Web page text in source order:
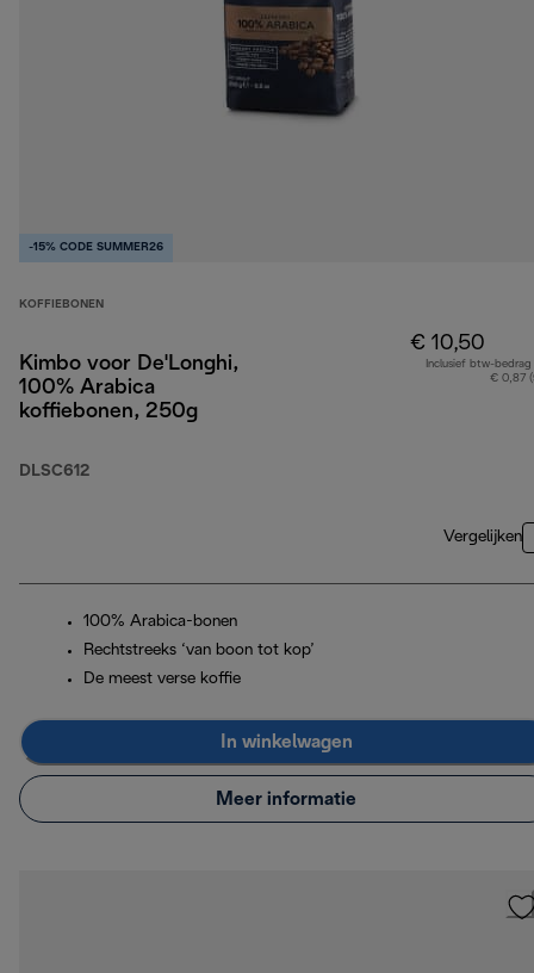
-15% CODE SUMMER26
KOFFIEBONEN
Kimbo voor De'Longhi,
100% Arabica
koffiebonen, 250g
DLSC612
€ 10,50
Inclusief btw-bedrag
€ 0,87
Vergelijken
100% Arabica-bonen
Rechtstreeks ‘van boon tot kop’
De meest verse koffie
In winkelwagen
Meer informatie